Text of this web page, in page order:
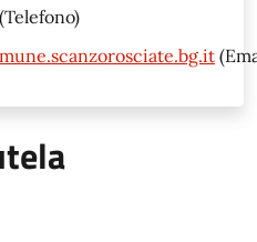
(Telefono)